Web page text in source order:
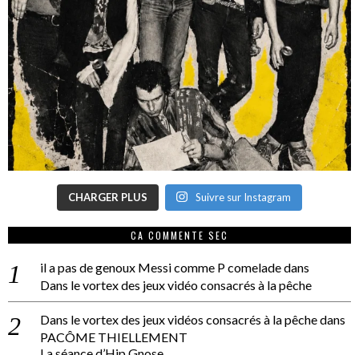
CHARGER PLUS Suivre sur Instagram
CA COMMENTE SEC
il a pas de genoux Messi comme P comeladedans
Dans le vortex des jeux vidéo consacrés à la pêche
Dans le vortex des jeux vidéos consacrés à la pêchedans
PACÔME THIELLEMENT